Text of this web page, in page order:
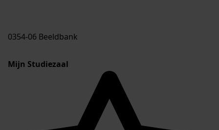
0354-06 Beeldbank
Mijn Studiezaal